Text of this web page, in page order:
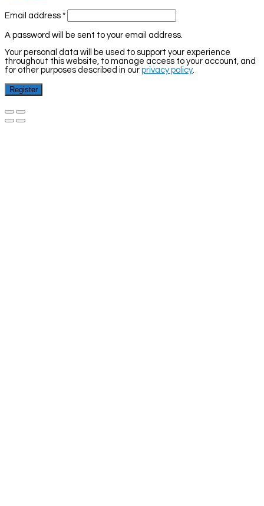
Email address *
A password will be sent to your email address.
Your personal data will be used to support your experience
throughout this website, to manage access to your account, and
for other purposes described in our privacy policy.
Register